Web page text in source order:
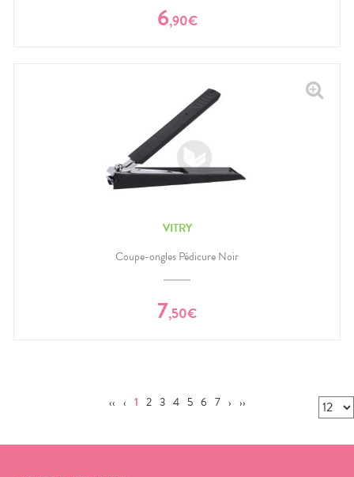
6,90€
VITRY
Coupe-ongles Pédicure Noir
7,50€
‹‹ ‹ 1 2 3 4 5 6 7 › ››